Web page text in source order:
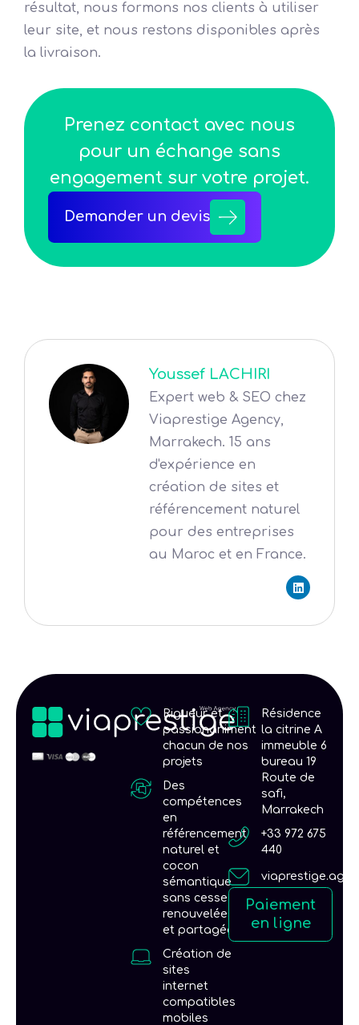
résultat, nous formons nos clients à utiliser
leur site, et nous restons disponibles après
la livraison.
Prenez contact avec nous
pour un échange sans
engagement sur votre projet.
Demander un devis
Youssef LACHIRI
Expert web & SEO chez
Viaprestige Agency,
Marrakech. 15 ans
d'expérience en
création de sites et
référencement naturel
pour des entreprises
au Maroc et en France.
L
i
e
Rigueur et
passionaniment
chacun de nos
projets
Des
compétences
en
référencement
naturel et
cocon
sémantique
sans cesse
renouvelées
et partagées
Création de
sites
internet
compatibles
mobiles
Résidence
la citrine A
immeuble 6
bureau 19
Route de
safi,
Marrakech
+33 972 675
440
Paiement
en ligne